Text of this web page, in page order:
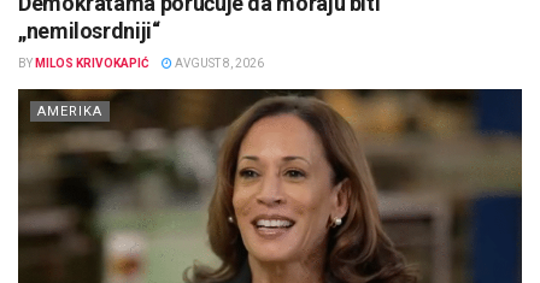
„nemilosrdniji“
BY MILOS KRIVOKAPIĆ AVGUST 8, 2026
AMERIKA